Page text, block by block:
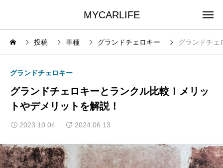
MYCARLIFE
投稿 車種 グランドチェロキー グランドチェ
グランドチェロキー
グランドチェロキーとランクル比較！メリッ
トやデメリットを解説！
2023.10.04 2024.06.13